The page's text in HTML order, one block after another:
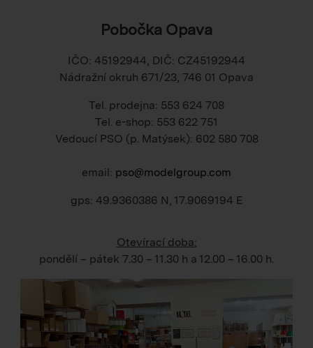
Pobočka Opava
IČO: 45192944, DIČ: CZ45192944
Nádražní okruh 671/23, 746 01 Opava
Tel. prodejna: 553 624 708
Tel. e-shop: 553 622 751
Vedoucí PSO (p. Matýsek): 602 580 708
email: pso@modelgroup.com
gps: 49.9360386 N, 17.9069194 E
Otevírací doba:
pondělí – pátek 7.30 – 11.30 h a 12.00 – 16.00 h